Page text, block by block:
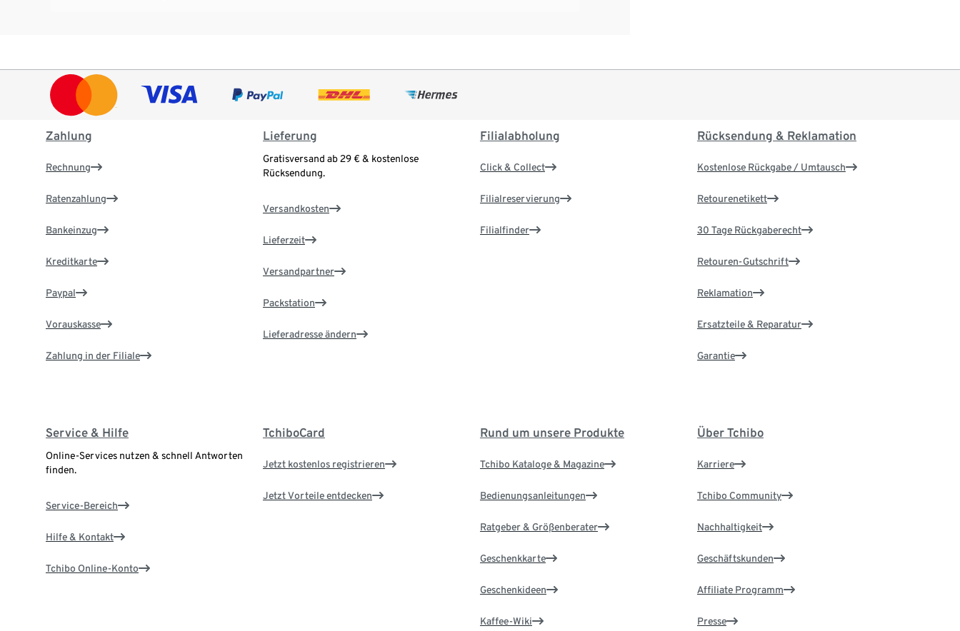
Zahlung
Rechnung
Ratenzahlung
Bankeinzug
Kreditkarte
Paypal
Vorauskasse
Zahlung in der Filiale
Lieferung
Gratisversand ab 29 € & kostenlose
Rücksendung.
Versandkosten
Lieferzeit
Versandpartner
Packstation
Lieferadresse ändern
Filialabholung
Click & Collect
Filialreservierung
Filialfinder
Rücksendung & Reklamation
Kostenlose Rückgabe / Umtausch
Retourenetikett
30 Tage Rückgaberecht
Retouren-Gutschrift
Reklamation
Ersatzteile & Reparatur
Garantie
Service & Hilfe
Online-Services nutzen & schnell Antworten
finden.
Service-Bereich
Hilfe & Kontakt
Tchibo Online-Konto
TchiboCard
Jetzt kostenlos registrieren
Jetzt Vorteile entdecken
Rund um unsere Produkte
Tchibo Kataloge & Magazine
Bedienungsanleitungen
Ratgeber & Größenberater
Geschenkkarte
Geschenkideen
Kaffee-Wiki
Über Tchibo
Karriere
Tchibo Community
Nachhaltigkeit
Geschäftskunden
Affiliate Programm
Presse